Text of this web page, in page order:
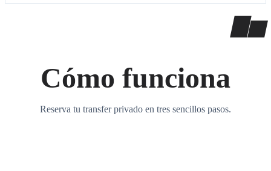
Cómo funciona
Reserva tu transfer privado en tres sencillos pasos.